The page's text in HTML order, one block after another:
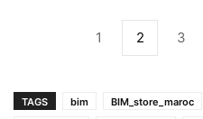
1 2 3
TAGS bim BIM_store_maroc